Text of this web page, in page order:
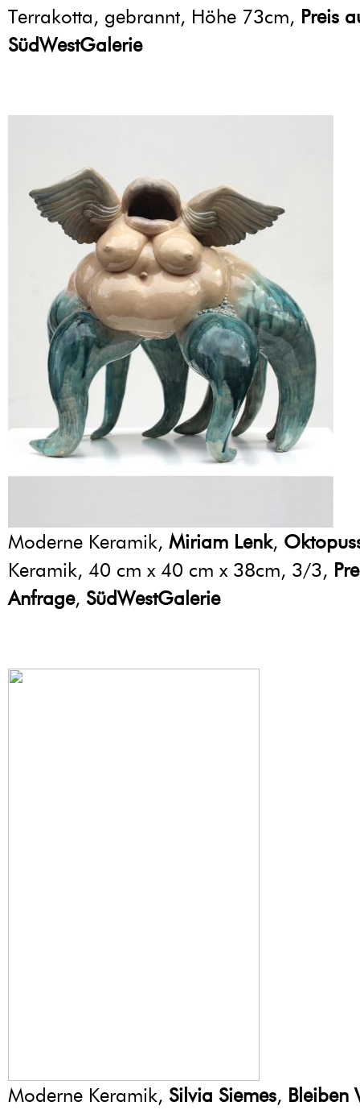
Terrakotta, gebrannt, Höhe 73cm, Preis
SüdWestGalerie
Moderne Keramik, Miriam Lenk,
Keramik, 40 cm x 40 cm x 38cm, 3/3,
Anfrage, SüdWestGalerie
Moderne Keramik, Silvia Siemes, Bleiben